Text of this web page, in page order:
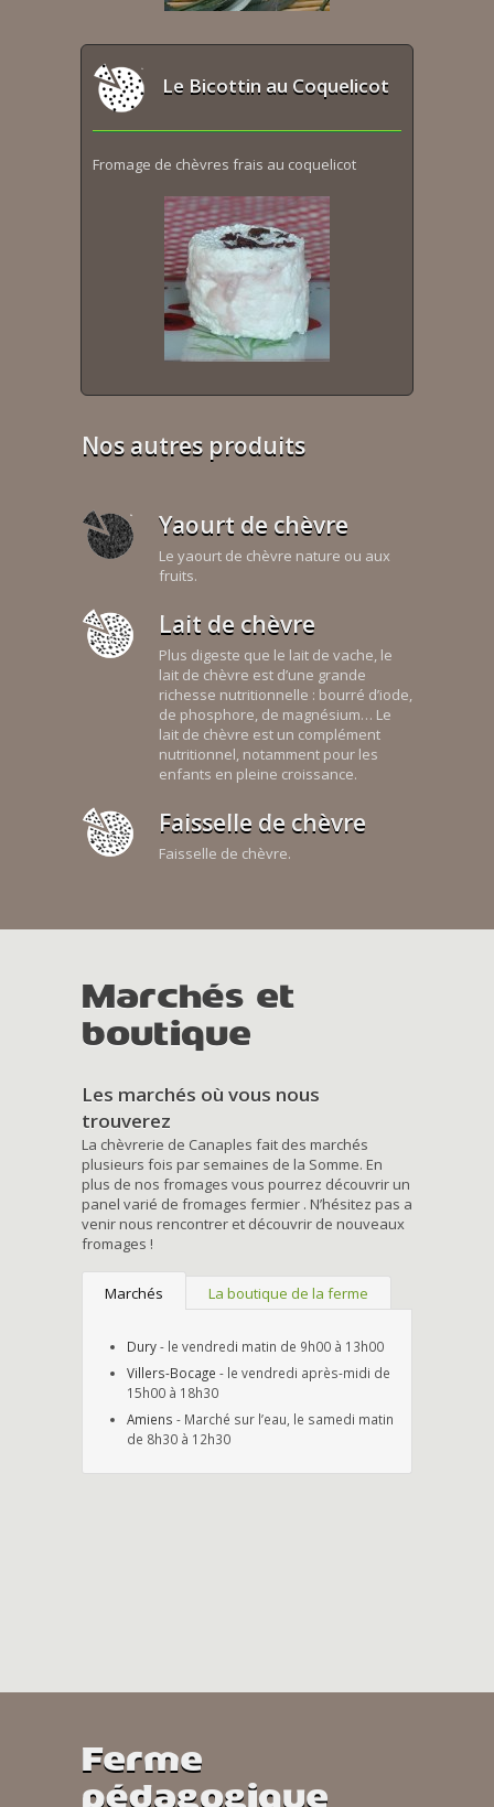
Le Bicottin au Coquelicot
Fromage de chèvres frais au coquelicot
Nos autres produits
Yaourt de chèvre
Le yaourt de chèvre nature ou aux
fruits.
Lait de chèvre
Plus digeste que le lait de vache, le
lait de chèvre est d’une grande
richesse nutritionnelle : bourré d’iode,
de phosphore, de magnésium… Le
lait de chèvre est un complément
nutritionnel, notamment pour les
enfants en pleine croissance.
Faisselle de chèvre
Faisselle de chèvre.
Marchés et
boutique
Les marchés où vous nous
trouverez
La chèvrerie de Canaples fait des marchés
plusieurs fois par semaines de la Somme. En
plus de nos fromages vous pourrez découvrir un
panel varié de fromages fermier . N’hésitez pas a
venir nous rencontrer et découvrir de nouveaux
fromages !
Marchés La boutique de la ferme
Dury- le vendredi matin de 9h00 à 13h00
Villers-Bocage - le vendredi après-midi de
15h00 à 18h30
Amiens - Marché sur l’eau, le samedi matin
de 8h30 à 12h30
Ferme
pédagogique